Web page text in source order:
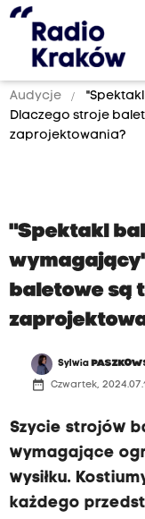
Audycje
Dlaczego stroje
zaprojektowania?
"Spektakl
baletowe są
Sylwia
date_range Czwartek,
Szycie strojów
wymagające
wysiłku.
każdego